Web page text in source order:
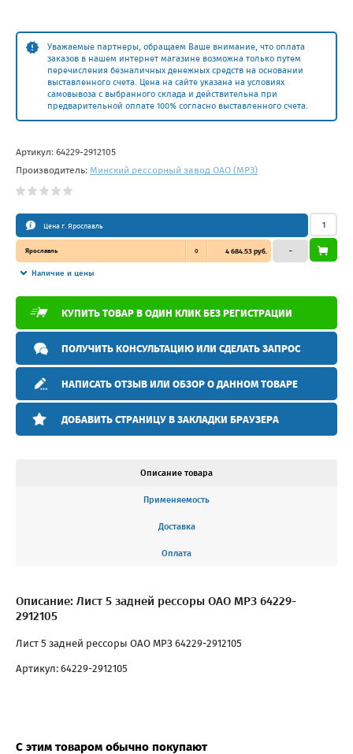
Уважаемые партнеры, обращаем Ваше внимание, что оплата
заказов в нашем интернет магазине возможна только путем
перечисления безналичных денежных средств на основании
выставленного счета. Цена на сайте указана на условиях
самовывоза с выбранного склада и действительна при
предварительной оплате 100% согласно выставленного счета.
Артикул: 64229-2912105
Производитель: Минский рессорный завод ОАО (МРЗ)
Цена г. Ярославль
Ярославль 0 4 684.53 руб.
Наличие и цены
–
КУПИТЬ ТОВАР В ОДИН КЛИК БЕЗ РЕГИСТРАЦИИ
ПОЛУЧИТЬ КОНСУЛЬТАЦИЮ ИЛИ СДЕЛАТЬ ЗАПРОС
НАПИСАТЬ ОТЗЫВ ИЛИ ОБЗОР О ДАННОМ ТОВАРЕ
ДОБАВИТЬ СТРАНИЦУ В ЗАКЛАДКИ БРАУЗЕРА
Описание товара
Применяемость
Доставка
Оплата
Описание: Лист 5 задней рессоры ОАО МРЗ 64229-
2912105
Лист 5 задней рессоры ОАО МРЗ 64229-2912105
Артикул: 64229-2912105
С этим товаром обычно покупают